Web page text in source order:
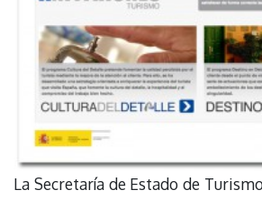
La Secretaría de Estado de